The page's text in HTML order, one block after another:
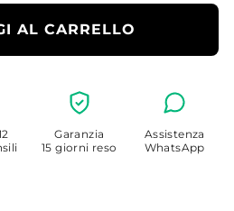
AL CARRELLO
Garanzia
15 giorni reso
Assistenza
WhatsApp